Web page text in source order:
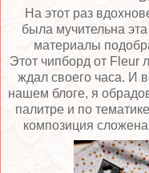
На этот раз
была мучительна
материалы
Этот чипборд от Fleur
ждал своего часа. И
нашем блоге, я
палитре и по
композиция